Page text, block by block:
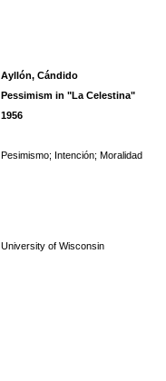
Ayllón, Cándido
Pessimism in "La Celestina"
1956
Pesimismo; Intención; Moralidad
University of Wisconsin